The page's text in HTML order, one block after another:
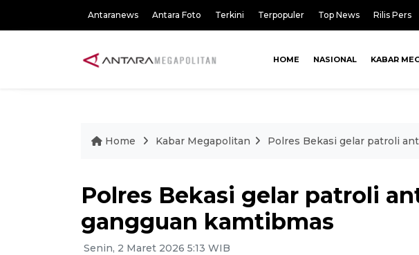
Antaranews Antara Foto Terkini Terpopuler Top News Rilis Pers
HOME NASIONAL KABAR
Home Kabar Megapolitan Polres Bekasi gelar patroli
Polres Bekasi gelar patroli
gangguan kamtibmas
Senin, 2 Maret 2026 5:13 WIB